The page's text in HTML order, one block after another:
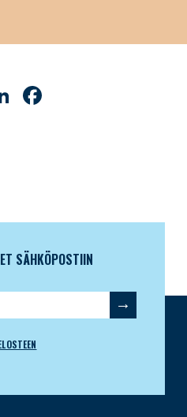
LinkedIn
SÄHKÖPOSTIIN